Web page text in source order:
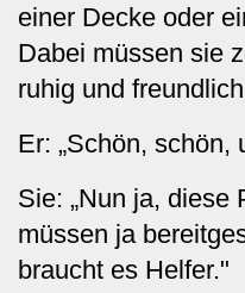
einer Decke oder
Dabei müssen sie
ruhig und
Er: „Schön, schön,
Sie: „Nun ja, diese
müssen ja
braucht es Helfer."